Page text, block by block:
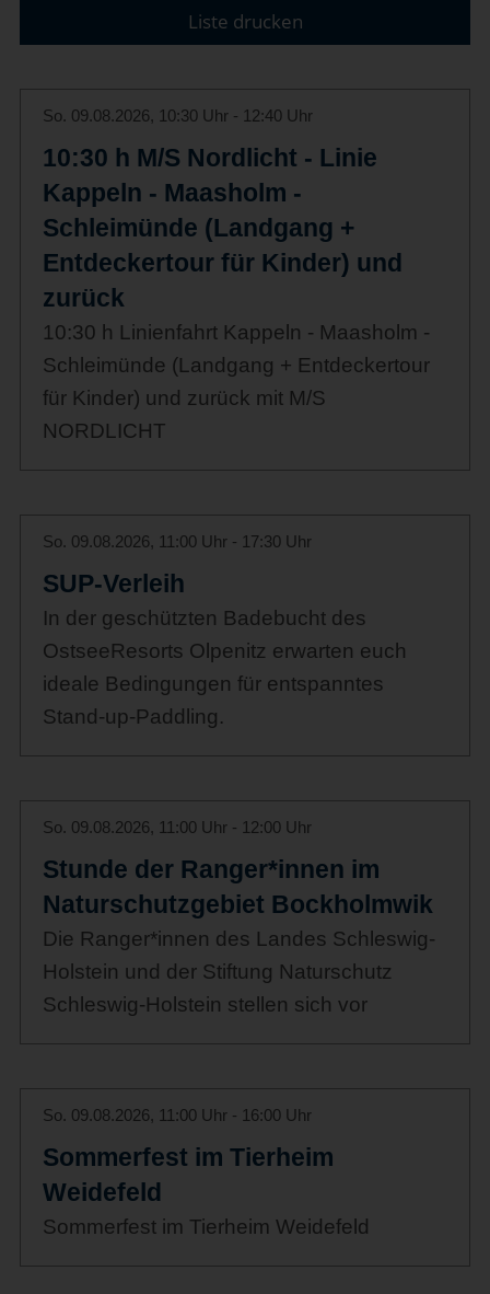
Liste drucken
So. 09.08.2026, 10:30 Uhr - 12:40 Uhr
10:30 h M/S Nordlicht - Linie
Kappeln - Maasholm -
Schleimünde (Landgang +
Entdeckertour für Kinder) und
zurück
10:30 h Linienfahrt Kappeln - Maasholm -
Schleimünde (Landgang + Entdeckertour
für Kinder) und zurück mit M/S
NORDLICHT
So. 09.08.2026, 11:00 Uhr - 17:30 Uhr
SUP-Verleih
In der geschützten Badebucht des
OstseeResorts Olpenitz erwarten euch
ideale Bedingungen für entspanntes
Stand-up-Paddling.
So. 09.08.2026, 11:00 Uhr - 12:00 Uhr
Stunde der Ranger*innen im
Naturschutzgebiet Bockholmwik
Die Ranger*innen des Landes Schleswig-
Holstein und der Stiftung Naturschutz
Schleswig-Holstein stellen sich vor
So. 09.08.2026, 11:00 Uhr - 16:00 Uhr
Sommerfest im Tierheim
Weidefeld
Sommerfest im Tierheim Weidefeld